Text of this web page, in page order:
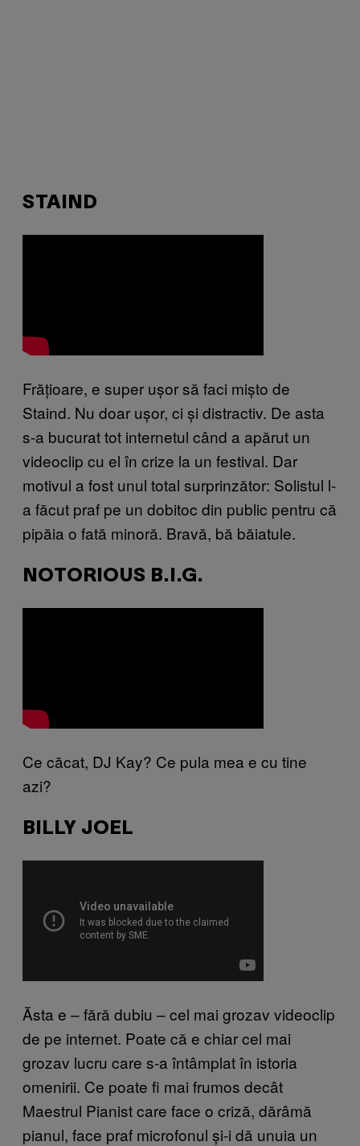
STAIND
Frățioare, e super ușor să faci mișto de
Staind. Nu doar ușor, ci și distractiv. De asta
s-a bucurat tot internetul când a apărut un
videoclip cu el în crize la un festival. Dar
motivul a fost unul total surprinzător: Solistul l-
a făcut praf pe un dobitoc din public pentru că
pipăia o fată minoră. Bravă, bă băiatule.
NOTORIOUS B.I.G.
Ce căcat, DJ Kay? Ce pula mea e cu tine
azi?
BILLY JOEL
Ăsta e – fără dubiu – cel mai grozav videoclip
de pe internet. Poate că e chiar cel mai
grozav lucru care s-a întâmplat în istoria
omenirii. Ce poate fi mai frumos decât
Maestrul Pianist care face o criză, dărâmă
pianul, face praf microfonul și-i dă unuia un